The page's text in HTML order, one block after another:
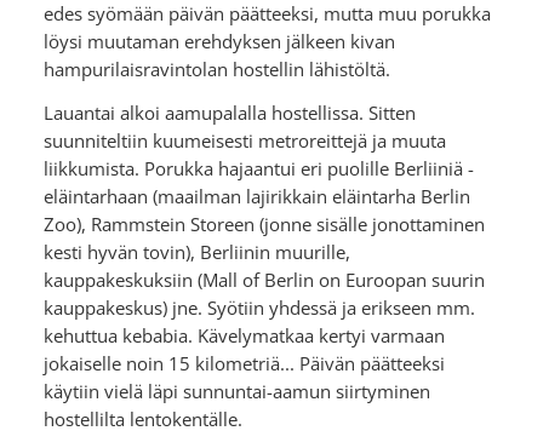
edes syömään päivän päätteeksi, mutta muu porukka
löysi muutaman erehdyksen jälkeen kivan
hampurilaisravintolan hostellin lähistöltä.
Lauantai alkoi aamupalalla hostellissa. Sitten
suunniteltiin kuumeisesti metroreittejä ja muuta
liikkumista. Porukka hajaantui eri puolille Berliiniä -
eläintarhaan (maailman lajirikkain eläintarha Berlin
Zoo), Rammstein Storeen (jonne sisälle jonottaminen
kesti hyvän tovin), Berliinin muurille,
kauppakeskuksiin (Mall of Berlin on Euroopan suurin
kauppakeskus) jne. Syötiin yhdessä ja erikseen mm.
kehuttua kebabia. Kävelymatkaa kertyi varmaan
jokaiselle noin 15 kilometriä... Päivän päätteeksi
käytiin vielä läpi sunnuntai-aamun siirtyminen
hostellilta lentokentälle.